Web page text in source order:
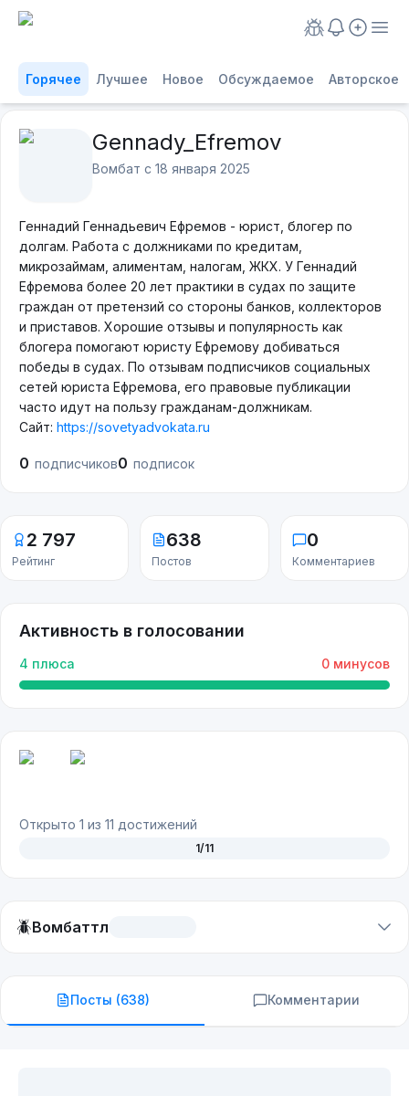
Горячее Лучшее Новое Обсуждаемое Авторское
Gennady_Efremov
Вомбат с 18 января 2025
Геннадий Геннадьевич Ефремов - юрист, блогер по
долгам. Работа с должниками по кредитам,
микрозаймам, алиментам, налогам, ЖКХ. У Геннадий
Ефремова более 20 лет практики в судах по защите
граждан от претензий со стороны банков, коллекторов
и приставов. Хорошие отзывы и популярность как
блогера помогают юристу Ефремову добиваться
победы в судах. По отзывам подписчиков социальных
сетей юриста Ефремова, его правовые публикации
часто идут на пользу гражданам-должникам.
Сайт: https://sovetyadvokata.ru
0 подписчиков0 подписок
2 797
Рейтинг
638
Постов
0
Комментариев
Активность в голосовании
4 плюса 0 минусов
Открыто 1 из 11 достижений
1/11
🪲Вомбаттл
Посты (638) Комментарии